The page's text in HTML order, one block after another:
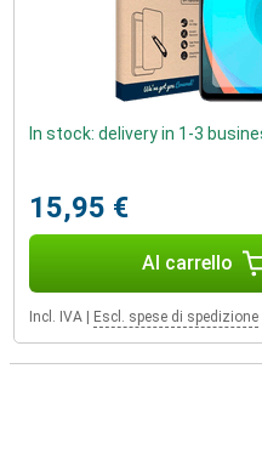
In stock: delivery in 1-3
15,95 €
Al carrello
Incl. IVA Escl. spese di spedizione